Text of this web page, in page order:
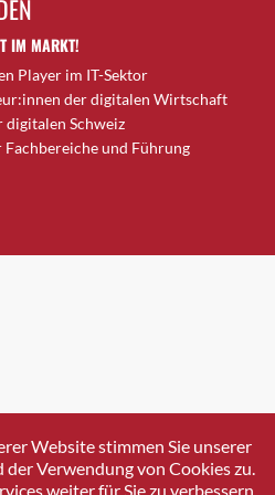
IM MARKT!
Player im IT-Sektor
der digitalen Wirtschaft
digitalen Schweiz
und Führung
Website stimmen Sie unserer
Verwendung von Cookies zu.
weiter für Sie zu verbessern.